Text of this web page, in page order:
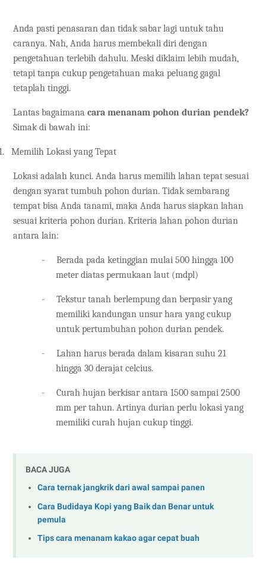
Anda pasti penasaran dan tidak sabar lagi untuk tahu
caranya. Nah, Anda harus membekali diri dengan
pengetahuan terlebih dahulu. Meski diklaim lebih mudah,
tetapi tanpa cukup pengetahuan maka peluang gagal
tetaplah tinggi.
Lantas bagaimana cara menanam pohon durian pendek?
Simak di bawah ini:
Memilih Lokasi yang Tepat
Lokasi adalah kunci. Anda harus memilih lahan tepat sesuai
dengan syarat tumbuh pohon durian. Tidak sembarang
tempat bisa Anda tanami, maka Anda harus siapkan lahan
sesuai kriteria pohon durian. Kriteria lahan pohon durian
antara lain:
-
Berada pada ketinggian mulai 500 hingga 100
meter diatas permukaan laut (mdpl)
-
Tekstur tanah berlempung dan berpasir yang
memiliki kandungan unsur hara yang cukup
untuk pertumbuhan pohon durian pendek.
-
Lahan harus berada dalam kisaran suhu 21
hingga 30 derajat celcius.
-
Curah hujan berkisar antara 1500 sampai 2500
mm per tahun. Artinya durian perlu lokasi yang
memiliki curah hujan cukup tinggi.
BACA JUGA
Cara ternak jangkrik dari awal sampai panen
Cara Budidaya Kopi yang Baik dan Benar untuk
pemula
Tips cara menanam kakao agar cepat buah